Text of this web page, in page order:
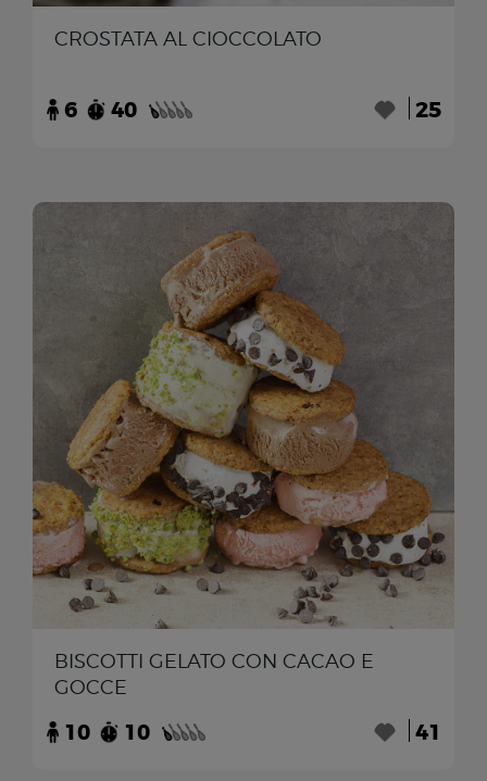
CROSTATA AL CIOCCOLATO
6 40 25
BISCOTTI GELATO CON CACAO E
GOCCE
10 10 41